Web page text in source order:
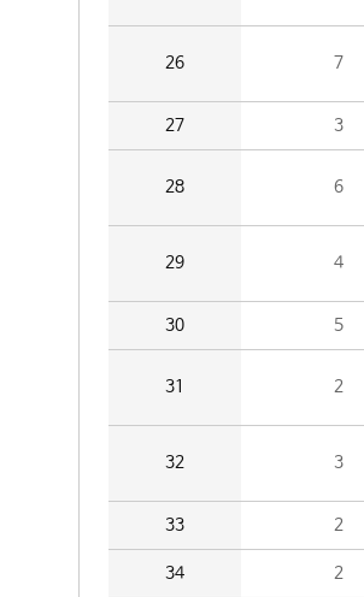
26 7
27 3
28 6
29 4
30 5
31 2
32 3
33 2
34 2